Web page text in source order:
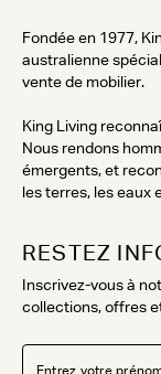
Fondée en 1977,
australienne
vente de mobilier.
King Living
Nous rendons
émergents, et
les terres, les eaux
RESTEZ
Inscrivez-vous à
collections, offres